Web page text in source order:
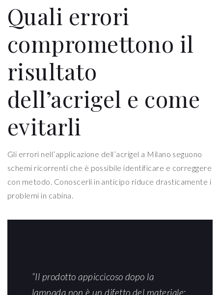
Quali errori
compromettono il
risultato
dell’acrigel e come
evitarli
Gli errori nell’applicazione dell’acrigel a Milano seguono
schemi ricorrenti che è possibile identificare e correggere
con metodo. Conoscerli in anticipo riduce drasticamente i
problemi in cabina.
“Il prodotto appiccicoso dopo la
lampada non è un difetto del materiale: